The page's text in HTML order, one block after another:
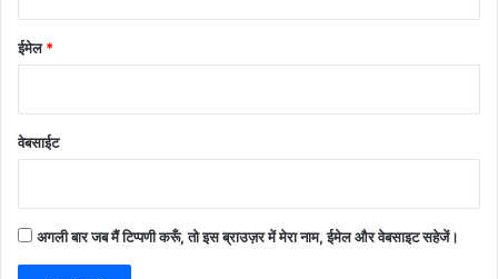
ईमेल*
वेबसाईट
अगली बार जब मैं टिप्पणी करूँ, तो इस ब्राउज़र में मेरा नाम, ईमेल और वेबसाइट सहेजें।